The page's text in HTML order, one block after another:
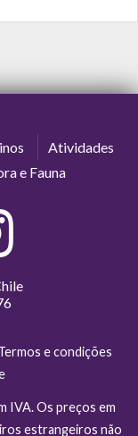
Atividades
e Fauna
e condições
IVA. Os preços em
estrangeiros não